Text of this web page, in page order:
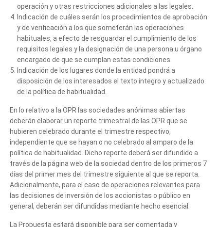
operación y otras restricciones adicionales a las legales.
Indicación de cuáles serán los procedimientos de aprobación
y de verificación a los que someterán las operaciones
habituales, a efecto de resguardar el cumplimiento de los
requisitos legales y la designación de una persona u órgano
encargado de que se cumplan estas condiciones.
Indicación de los lugares donde la entidad pondrá a
disposición de los interesados el texto íntegro y actualizado
de la política de habitualidad.
En lo relativo a la OPR las sociedades anónimas abiertas
deberán elaborar un reporte trimestral de las OPR que se
hubieren celebrado durante el trimestre respectivo,
independiente que se hayan o no celebrado al amparo de la
política de habitualidad. Dicho reporte deberá ser difundido a
través de la página web de la sociedad dentro de los primeros 7
días del primer mes del trimestre siguiente al que se reporta.
Adicionalmente, para el caso de operaciones relevantes para
las decisiones de inversión de los accionistas o público en
general, deberán ser difundidas mediante hecho esencial.
La Propuesta estará disponible para ser comentada y